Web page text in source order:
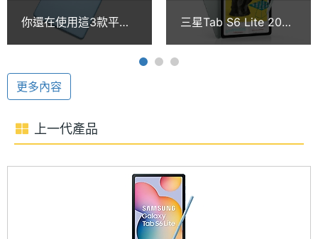
大 600 倍，並享有局部換色、手寫字搜尋、hashtag
歸檔、手寫轉換成文字檔等功能，輕鬆記錄生活大小
◎ Android 12 作業系統、One UI 4.0 操作介面
◎ 10.4 吋 2,000 x 1,200pixels 解析度 TFT 觸控螢幕
記憶卡 microSD
最大擴
空間
1 TB
量
顯示螢幕
你還在使用這3款平板
電腦？三星已宣布終止
三星Tab S6 Lite 2024
渲染圖疑似曝光 官網
更多內容
上一代產品